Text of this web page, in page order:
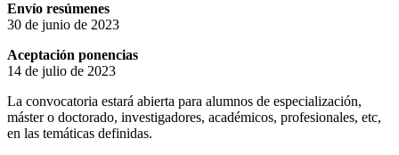
Envío resúmenes
30 de junio de 2023
Aceptación ponencias
14 de julio de 2023
La convocatoria estará abierta para alumnos de especialización,
máster o doctorado, investigadores, académicos, profesionales, etc,
en las temáticas definidas.